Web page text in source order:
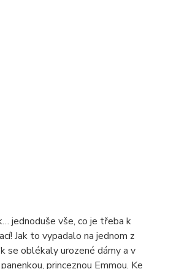
jednoduše vše, co je třeba k
Jak to vypadalo na jednom z
se oblékaly urozené dámy a v
princeznou Emmou. Ke